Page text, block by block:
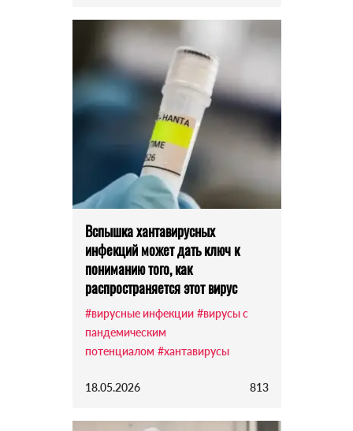
Вспышка хантавирусных
инфекций может дать ключ к
пониманию того, как
распространяется этот вирус
#вирусные инфекции #вирусы с
пандемическим
потенциалом #хантавирусы
18.05.2026 813